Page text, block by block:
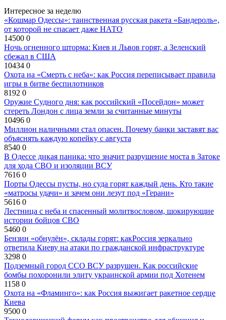
Интересное за неделю
«Кошмар Одессы»: таинственная русская ракета «Бандероль»,
от которой не спасает даже НАТО
14500 0
Ночь огненного шторма: Киев и Львов горят, а Зеленский
сбежал в США
10434 0
Охота на «Смерть с неба»: как Россия переписывает правила
игры в битве беспилотников
8192 0
Оружие Судного дня: как российский «Посейдон» может
стереть Лондон с лица земли за считанные минуты
10496 0
Миллион наличными стал опасен. Почему банки заставят вас
объяснять каждую копейку с августа
8540 0
В Одессе дикая паника: что значит разрушение моста в Затоке
для хода СВО и изоляции ВСУ
7616 0
Порты Одессы пусты, но суда горят каждый день. Кто такие
«матросы удачи» и зачем они лезут под «Герани»
5616 0
Лестница с неба и спасенный молитвословом, шокирующие
истории бойцов СВО
5460 0
Бензин «обнулён», склады горят: какРоссия зеркально
ответила Киеву на атаки по гражданской инфраструктуре
3298 0
Подземный город ССО ВСУ разрушен. Как российские
бомбы похоронили элиту украинской армии под Хотенем
1158 0
Охота на «Фламинго»: как Россия выжигает ракетное сердце
Киева
9500 0